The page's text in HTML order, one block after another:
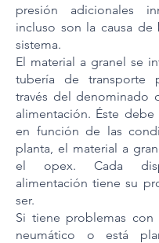
presión adicionales
incluso son la causa
sistema.
El material a granel se
tubería de transporte
través del denominado
alimentación. Éste debe
en función de las
planta, el material a
el opex. Cada
alimentación tiene su
ser.
Si tiene problemas con
neumático o está